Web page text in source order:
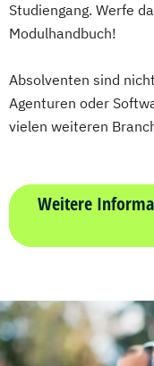
Studiengang. Werfe
Modulhandbuch!
Absolventen sind
Agenturen oder
vielen weiteren
Weitere